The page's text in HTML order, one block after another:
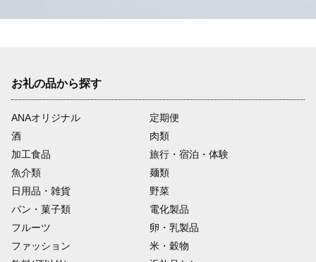
お礼の品から探す
ANAオリジナル
定期便
酒
肉類
加工食品
旅行・宿泊・体験
魚介類
麺類
日用品・雑貨
野菜
パン・菓子類
電化製品
フルーツ
卵・乳製品
ファッション
米・穀物